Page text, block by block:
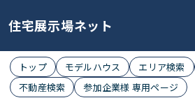
住宅展示場ネット
トップ モデルハウス エリア検索
不動産検索
参加企業様 専用ページ